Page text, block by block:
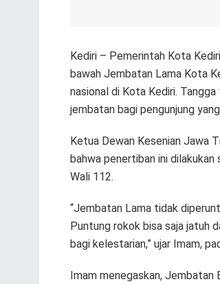
Kediri – Pemerintah Kota
bawah Jembatan Lama Kota
nasional di Kota Kediri.
jembatan bagi pengunjung
Ketua Dewan Kesenian Jawa
bahwa penertiban ini
Wali 112.
“Jembatan Lama tidak
Puntung rokok bisa saja jatuh
bagi kelestarian,” ujar Imam,
Imam menegaskan, Jembatan